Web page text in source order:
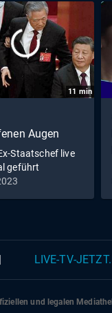
11 min
Augen
Staatschef live
geführt
LIVE-TV-
und legalen